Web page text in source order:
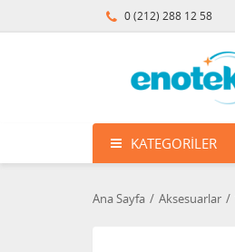
0 (212) 288 12 58
KATEGORILER
Ana Sayfa Aksesuarlar